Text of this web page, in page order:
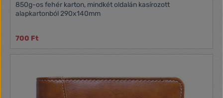
850g-os fehér karton, mindkét oldalán kasírozott
alapkartonból 290x140mm
700 Ft